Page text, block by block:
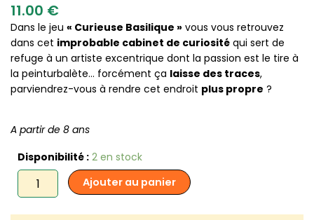
11.00 €
Dans le jeu « Curieuse Basilique » vous vous retrouvez
dans cet improbable cabinet de curiosité qui sert de
refuge à un artiste excentrique dont la passion est le tire à
la peinturbalète… forcément ça laisse des traces,
parviendrez-vous à rendre cet endroit plus propre ?
A partir de 8 ans
Disponibilité : 2 en stock
quantité
de
Opla
-
Cartzzle
Ajouter au panier